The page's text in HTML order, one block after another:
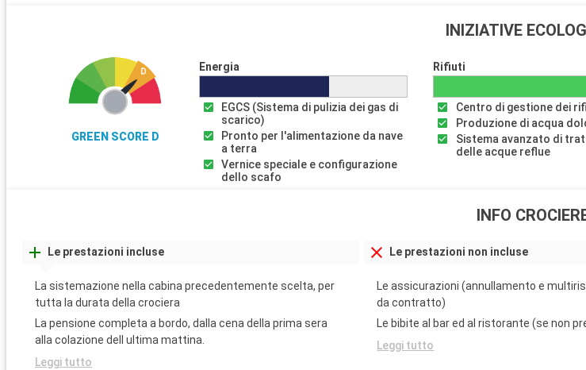
INIZIATIVE
GREEN SCORE D
Energia
EGCS (Sistema di pulizia dei gas di
scarico)
Pronto per l'alimentazione da nave
a terra
Vernice speciale e configurazione
dello scafo
Rifiuti
Centro di gestione dei
Produzione di acqua
Sistema avanzato di
delle acque reflue
INFO
Le prestazioni incluse
La sistemazione nella cabina precedentemente scelta, per
tutta la durata della crociera
La pensione completa a bordo, dalla cena della prima sera
alla colazione dell ultima mattina.
Leggi tutto
Le prestazioni non incluse
Le assicurazioni (annullamento e
da contratto)
Le bibite al bar ed al ristorante (se non
Leggi tutto